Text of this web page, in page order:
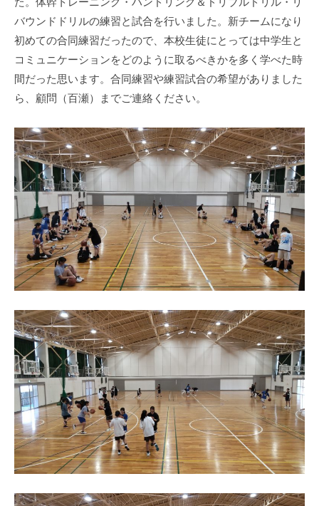
バウンドドリルの練習と試合を行いました。新チームになり
初めての合同練習だったので、本校生徒にとっては中学生と
コミュニケーションをどのように取るべきかを多く学べた時
間だった思います。合同練習や練習試合の希望がありました
ら、顧問（百瀬）までご連絡ください。